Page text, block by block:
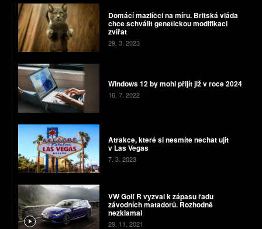
Domácí mazlíčci na míru. Britská vláda
chce schválit genetickou modifikaci
zvířat
29. 3. 2023
Windows 12 by mohl přijít již v roce 2024
16. 7. 2022
Atrakce, které si nesmíte nechat ujít
v Las Vegas
7. 3. 2023
VW Golf R vyzval k zápasu řadu
závodních matadorů. Rozhodně
nezklamal
29. 11. 2021